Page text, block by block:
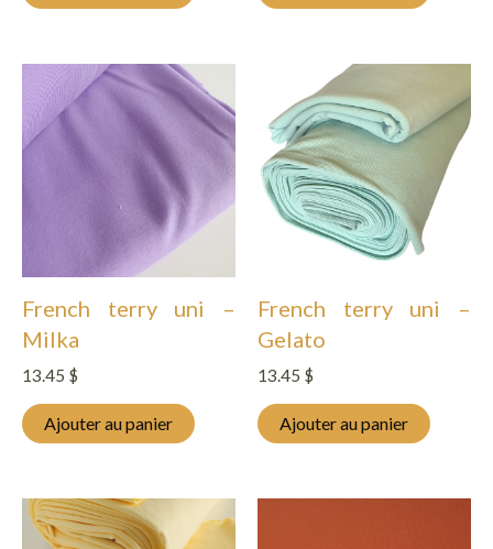
French terry uni –
Milka
13.45 $
Ajouter au panier
French terry uni –
Gelato
13.45 $
Ajouter au panier